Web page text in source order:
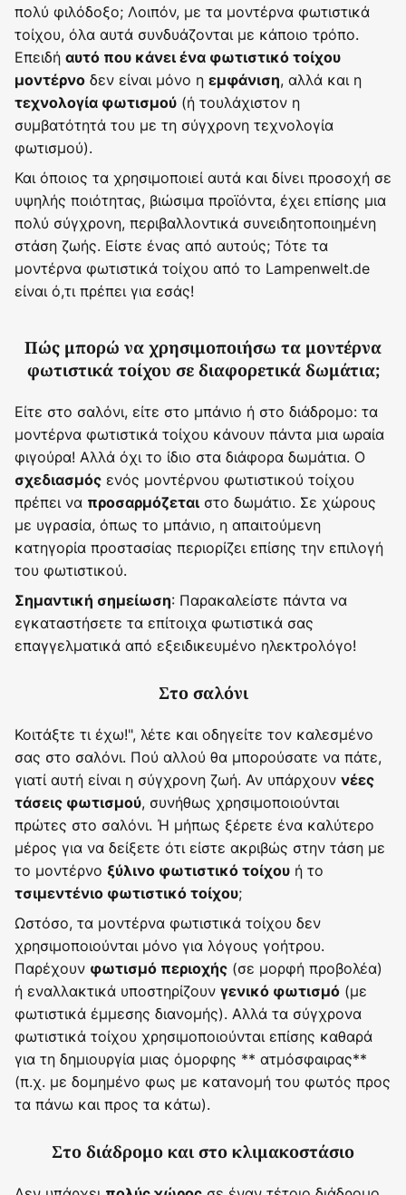
πολύ φιλόδοξο; Λοιπόν, με τα μοντέρνα φωτιστικά
τοίχου, όλα αυτά συνδυάζονται με κάποιο τρόπο.
Επειδή αυτό που κάνει ένα φωτιστικό τοίχου
μοντέρνο δεν είναι μόνο η εμφάνιση, αλλά και η
τεχνολογία φωτισμού (ή τουλάχιστον η
συμβατότητά του με τη σύγχρονη τεχνολογία
φωτισμού).
Και όποιος τα χρησιμοποιεί αυτά και δίνει προσοχή σε
υψηλής ποιότητας, βιώσιμα προϊόντα, έχει επίσης μια
πολύ σύγχρονη, περιβαλλοντικά συνειδητοποιημένη
στάση ζωής. Είστε ένας από αυτούς; Τότε τα
μοντέρνα φωτιστικά τοίχου από το Lampenwelt.de
είναι ό,τι πρέπει για εσάς!
Πώς μπορώ να χρησιμοποιήσω τα μοντέρνα
φωτιστικά τοίχου σε διαφορετικά δωμάτια;
Είτε στο σαλόνι, είτε στο μπάνιο ή στο διάδρομο: τα
μοντέρνα φωτιστικά τοίχου κάνουν πάντα μια ωραία
φιγούρα! Αλλά όχι το ίδιο στα διάφορα δωμάτια. Ο
σχεδιασμός ενός μοντέρνου φωτιστικού τοίχου
πρέπει να προσαρμόζεται στο δωμάτιο. Σε χώρους
με υγρασία, όπως το μπάνιο, η απαιτούμενη
κατηγορία προστασίας περιορίζει επίσης την επιλογή
του φωτιστικού.
Σημαντική σημείωση: Παρακαλείστε πάντα να
εγκαταστήσετε τα επίτοιχα φωτιστικά σας
επαγγελματικά από εξειδικευμένο ηλεκτρολόγο!
Στο σαλόνι
Κοιτάξτε τι έχω!", λέτε και οδηγείτε τον καλεσμένο
σας στο σαλόνι. Πού αλλού θα μπορούσατε να πάτε,
γιατί αυτή είναι η σύγχρονη ζωή. Αν υπάρχουν νέες
τάσεις φωτισμού, συνήθως χρησιμοποιούνται
πρώτες στο σαλόνι. Ή μήπως ξέρετε ένα καλύτερο
μέρος για να δείξετε ότι είστε ακριβώς στην τάση με
το μοντέρνο ξύλινο φωτιστικό τοίχου ή το
τσιμεντένιο φωτιστικό τοίχου;
Ωστόσο, τα μοντέρνα φωτιστικά τοίχου δεν
χρησιμοποιούνται μόνο για λόγους γοήτρου.
Παρέχουν φωτισμό περιοχής (σε μορφή προβολέα)
ή εναλλακτικά υποστηρίζουν γενικό φωτισμό (με
φωτιστικά έμμεσης διανομής). Αλλά τα σύγχρονα
φωτιστικά τοίχου χρησιμοποιούνται επίσης καθαρά
για τη δημιουργία μιας όμορφης ** ατμόσφαιρας**
(π.χ. με δομημένο φως με κατανομή του φωτός προς
τα πάνω και προς τα κάτω).
Στο διάδρομο και στο κλιμακοστάσιο